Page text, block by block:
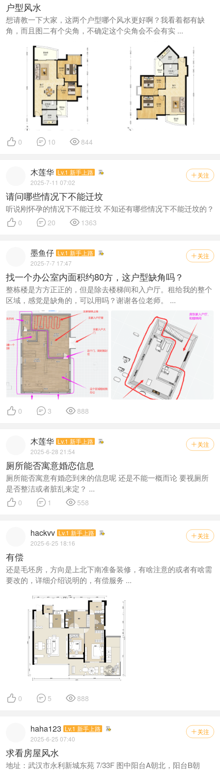
户型风水
想请教一下大家，这两个户型哪个风水更好啊？我看着都有缺
角，而且图二有个尖角，不确定这个尖角会不会有实 ...
 0  10  844
 关注
木莲华 Lv.1 新手上路
2025-7-11 07:02
请问哪些情况下不能迁坟
听说刚怀孕的情况下不能迁坟 不知还有哪些情况下不能迁坟的？
 0  20  1363
 关注
墨鱼仔 Lv.1 新手上路
2025-7-7 17:47
找一个办公室内面积约80方，这户型缺角吗？
整栋楼是方方正正的，但是除去楼梯间和入户厅。租给我的整个
区域，感觉是缺角的，可以用吗？谢谢各位老师。 ...
 0  3  888
 关注
木莲华 Lv.1 新手上路
2025-6-28 21:54
厕所能否寓意婚恋信息
厕所能否寓意有婚恋到来的信息呢 还是不能一概而论 要视厕所
是否整洁或者脏乱来定？ ...
 0  1  558
 关注
hackvv Lv.1 新手上路
2025-6-25 18:16
有偿
还是毛坯房，方向是上北下南准备装修，有啥注意的或者有啥需
要改的，详细介绍说明的，有偿服务 ...
 0  5  888
 关注
haha123 Lv.1 新手上路
2025-6-25 07:40
求看房屋风水
地址：武汉市永利新城东苑 7/33F 图中阳台A朝北，阳台B朝